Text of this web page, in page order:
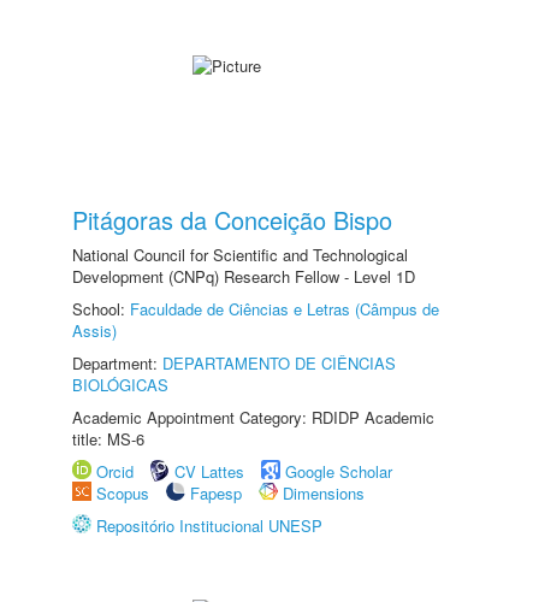
Pitágoras da Conceição Bispo
National Council for Scientific and Technological
Development (CNPq) Research Fellow - Level 1D
School: Faculdade de Ciências e Letras (Câmpus de
Assis)
Department: DEPARTAMENTO DE CIÊNCIAS
BIOLÓGICAS
Academic Appointment Category: RDIDP Academic
title: MS-6
Orcid
CV Lattes
Google Scholar
Scopus
Fapesp
Dimensions
Repositório Institucional UNESP